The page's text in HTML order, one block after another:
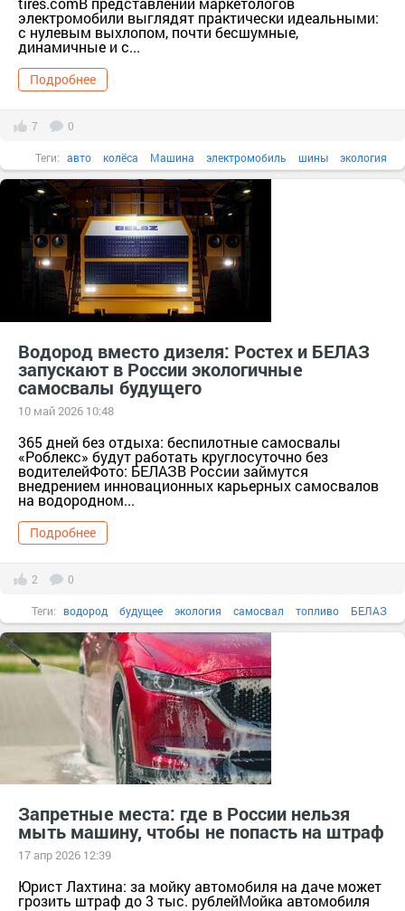
электромобили выглядят практически идеальными:
с нулевым выхлопом, почти бесшумные,
динамичные и с...
Подробнее
7 0
Теги: авто колёса Машина электромобиль шины экология
Водород вместо дизеля: Ростех и БЕЛАЗ
запускают в России экологичные
самосвалы будущего
10 май 2026 10:48
365 дней без отдыха: беспилотные самосвалы
«Роблекс» будут работать круглосуточно без
водителейФото: БЕЛАЗВ России займутся
внедрением инновационных карьерных самосвалов
на водородном...
Подробнее
2 0
Теги: водород будущее экология самосвал топливо БЕЛАЗ
техника
Запретные места: где в России нельзя
мыть машину, чтобы не попасть на штраф
17 апр 2026 12:39
Юрист Лахтина: за мойку автомобиля на даче может
грозить штраф до 3 тыс. рублейМойка автомобиля